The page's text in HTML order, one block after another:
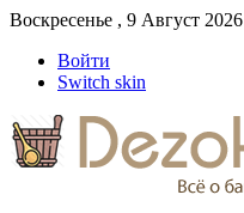
Воскресенье , 9 Август 2026
Войти
Switch skin